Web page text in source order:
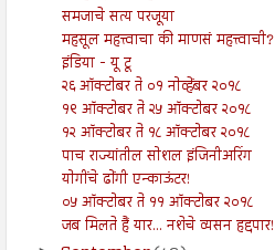
समजाचे सत्य परजूया
महसूल महत्त्वाचा की माणसं महत्त्वाची?
इंडिया - यू टू
२६ ऑक्टोबर ते ०१ नोव्हेंबर २०१८
१९ ऑक्टोबर ते २५ ऑक्टोबर २०१८
१२ ऑक्टोबर ते १८ ऑक्टोबर २०१८
पाच राज्यांतील सोशल इंजिनीअरिंग
योगींचे ढोंगी एन्काऊंटर!
०५ ऑक्टोबर ते ११ ऑक्टोबर २०१८
जब मिलते हैं यार... नशेचे व्यसन हद्दपार!